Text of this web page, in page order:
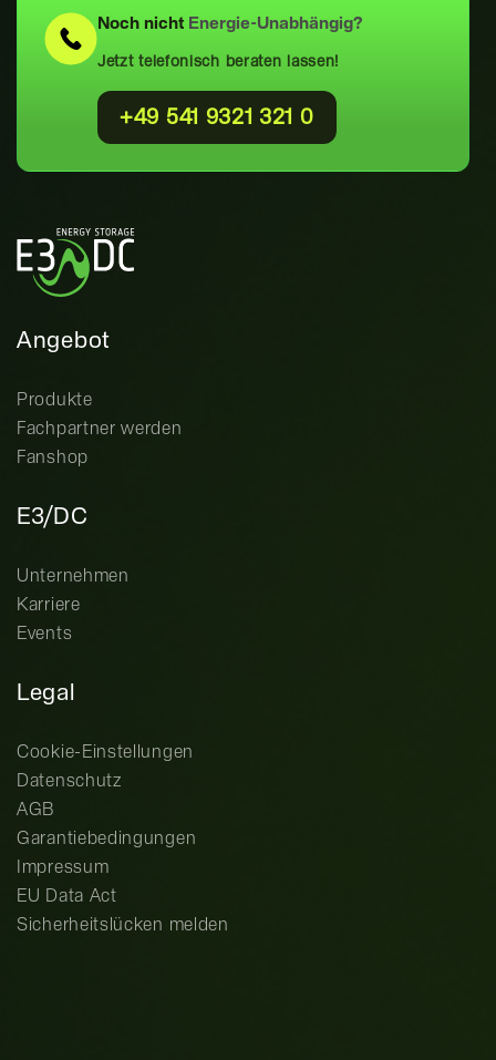
Noch nicht Energie-Unabhängig?
Jetzt telefonisch beraten lassen!
+49 541 9321 321 0
Angebot
Produkte
Fachpartner werden
Fanshop
E3/DC
Unternehmen
Karriere
Events
Legal
Cookie-Einstellungen
Datenschutz
AGB
Garantiebedingungen
Impressum
EU Data Act
Sicherheitslücken melden